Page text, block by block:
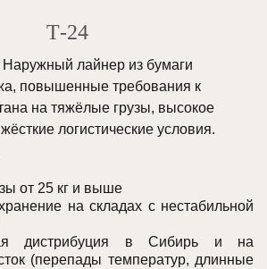
Т-24
лайнер из бумаги
повышенные требования к
на тяжёлые грузы, высокое
логистические условия.
от 25 кг и выше
на складах с нестабильной
дистрибуция в Сибирь и на
(перепады температур, длинные